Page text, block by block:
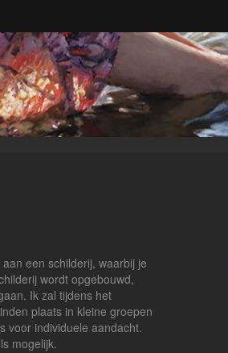
een schilderij, waarbij je
wordt opgebouwd,
Ik zal tijdens het
plaats in kleine groepen
voor individuele aandacht.
mogelijk.